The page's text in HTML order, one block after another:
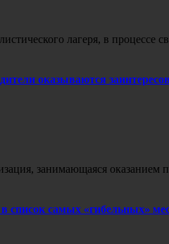
лагеря, в
оказываются
занимающаяся
список самых «гибельных»